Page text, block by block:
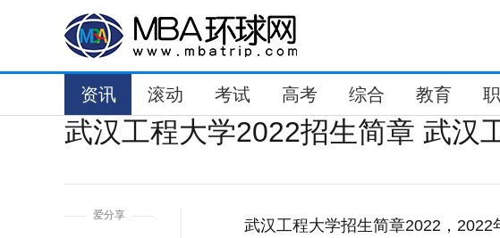
资讯 滚动 考试 高考 综合 教育
武汉工程大学2022招生简章 武汉
爱分享
武汉工程大学招生简章2022，